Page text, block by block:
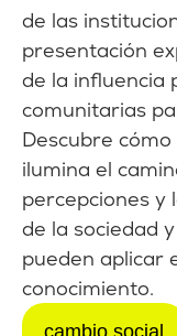
de las
presentación
de la influencia
comunitarias
Descubre
ilumina el
percepciones y
de la sociedad
pueden aplicar
conocimiento.
cambio social